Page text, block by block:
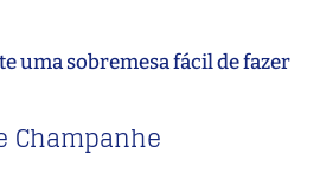
uma sobremesa fácil de fazer
Champanhe